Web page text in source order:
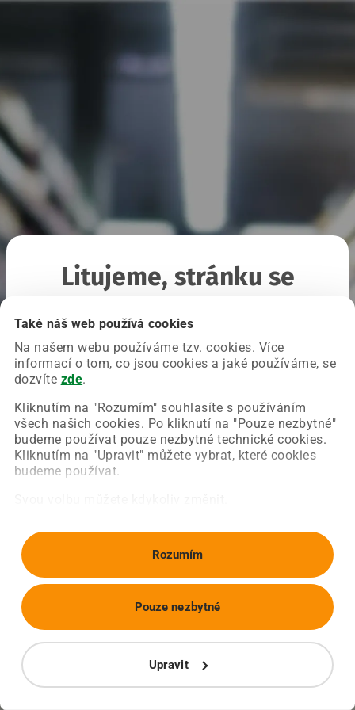
Také náš web používá cookies
Na našem webu používáme tzv. cookies. Více
informací o tom, co jsou cookies a jaké používáme, se
dozvíte zde.
Kliknutím na "Rozumím" souhlasíte s používáním
všech našich cookies. Po kliknutí na "Pouze nezbytné"
budeme používat pouze nezbytné technické cookies.
Kliknutím na "Upravit" můžete vybrat, které cookies
budeme používat.
Rozumím
Upravit
Pouze nezbytné
Litujeme, stránku se
Chyba nastala na naší straně a už ji opravujeme.
Zkuste prosím znovu načíst požadovanou stránku.
Obnovit stránku Úvodní strana